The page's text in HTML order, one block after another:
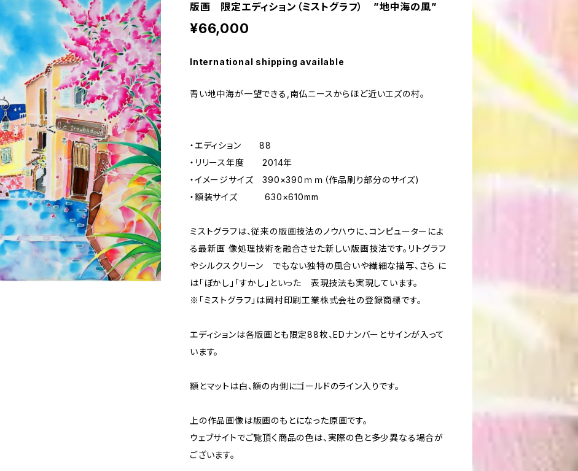
版画 限定エディション（ミストグラフ） ”地中海の風”
¥66,000
International shipping available
青い地中海が一望できる,南仏ニースからほど近いエズの村。
・エディション 88
・リリース年度 2014年
・イメージサイズ 390×390ｍｍ（作品刷り部分のサイズ)
・額装サイズ 630×610mm
ミストグラフは、従来の版画技法のノウハウに、コンピューターによ
る最新画 像処理技術を融合させた新しい版画技法です。リトグラフ
やシルクスクリーン でもない独特の風合いや繊細な描写、さら に
は「ぼかし」「すかし」といった 表現技法も実現しています。
※「ミストグラフ」は岡村印刷工業株式会社の登録商標です。
エディションは各版画とも限定88枚、EDナンバーとサインが入って
います。
額とマットは白、額の内側にゴールドのライン入りです。
上の作品画像は版画のもとになった原画です。
ウェブサイトでご覧頂く商品の色は、実際の色と多少異なる場合が
ございます。